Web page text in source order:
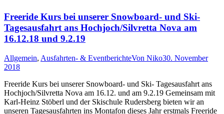
Freeride Kurs bei unserer Snowboard- und Ski-
Tagesausfahrt ans Hochjoch/Silvretta Nova am
16.12.18 und 9.2.19
Allgemein, Ausfahrten- & EventberichteVon Niko30. November
2018
Freeride Kurs bei unserer Snowboard- und Ski- Tagesausfahrt ans
Hochjoch/Silvretta Nova am 16.12. und am 9.2.19 Gemeinsam mit
Karl-Heinz Stöberl und der Skischule Rudersberg bieten wir an
unseren Tagesausfahrten ins Montafon dieses Jahr erstmals Freeride